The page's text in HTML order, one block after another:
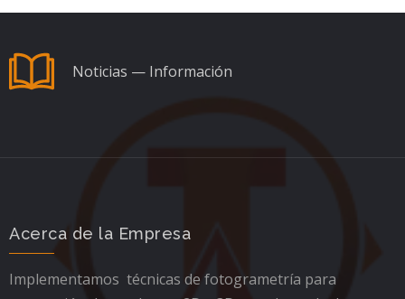
Noticias — Información
Acerca de la Empresa
Implementamos técnicas de fotogrametría para